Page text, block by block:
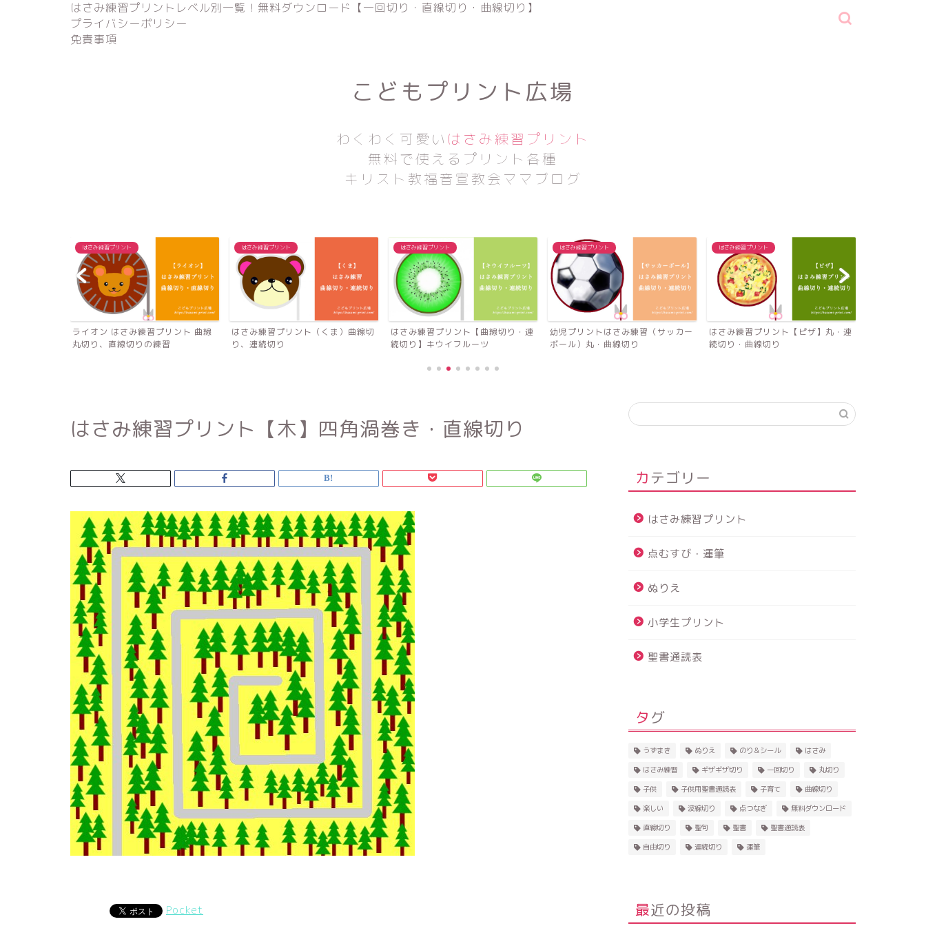
はさみ練習プリントレベル別一覧！無料ダウンロード【一回切り・直線切り・曲線切り】
プライバシーポリシー
免責事項
こどもプリント広場
わくわく可愛い はさみ練習プリント
無料で使えるプリント各種
キリスト教福音宣教会ママブログ
はさみ練習プリント
ライオン はさみ練習プリント 曲線
丸切り、直線切りの練習
はさみ練習プリント
はさみ練習プリント（くま）曲線切
り、連続切り
はさみ練習プリント
はさみ練習プリント【曲線切り・連
続切り】キウイフルーツ
はさみ練習プリント
幼児プリントはさみ練習（サッカー
ボール）丸・曲線切り
はさみ練習プリント
はさみ練習プリント【ピザ】丸・連
続切り・曲線切り
はさみ練習プリント【木】四角渦巻き・直線切り
Pocket
カテゴリー
はさみ練習プリント
点むすび・運筆
ぬりえ
小学生プリント
聖書通読表
タグ
うずまき ぬりえ のり＆シール
はさみ
はさみ練習
ギザギザ切り 一回切り
丸切り
子供
子供用聖書通読表 子育て
曲線切り
楽しい
波線切り 点つなぎ
無料ダウンロード
直線切り
聖句 聖書
聖書通読表
自由切り
連続切り 運筆
最近の投稿